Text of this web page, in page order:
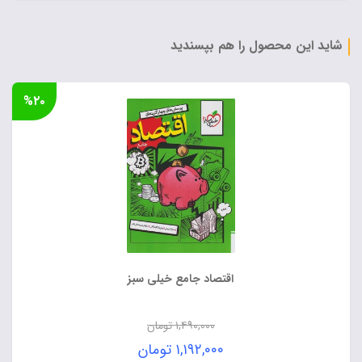
شاید این محصول را هم بپسندید
اقتصاد جامع خیلی سبز
۱,۴۹۰,۰۰۰تومان
قیمت۱,۱۹۲,۰۰۰ تومان
%۲۰